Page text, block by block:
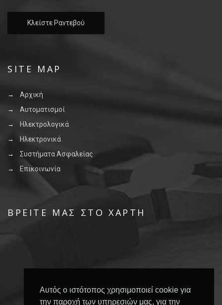
Αυτός ο ιστότοπος χρησιμοποιεί cookie για
την παροχή των υπηρεσιών μας, για την
Κλείστε Ραντεβού
SITE MAP
Αρχική
Αυτοματισμοί
Ηλεκτρολογικά
Ηλεκτρονικά
Συστήματα Ασφαλείας
Επικοινωνία
ΒΡΕΊΤΕ ΜΑΣ ΣΤΟ ΧΆΡΤΗ